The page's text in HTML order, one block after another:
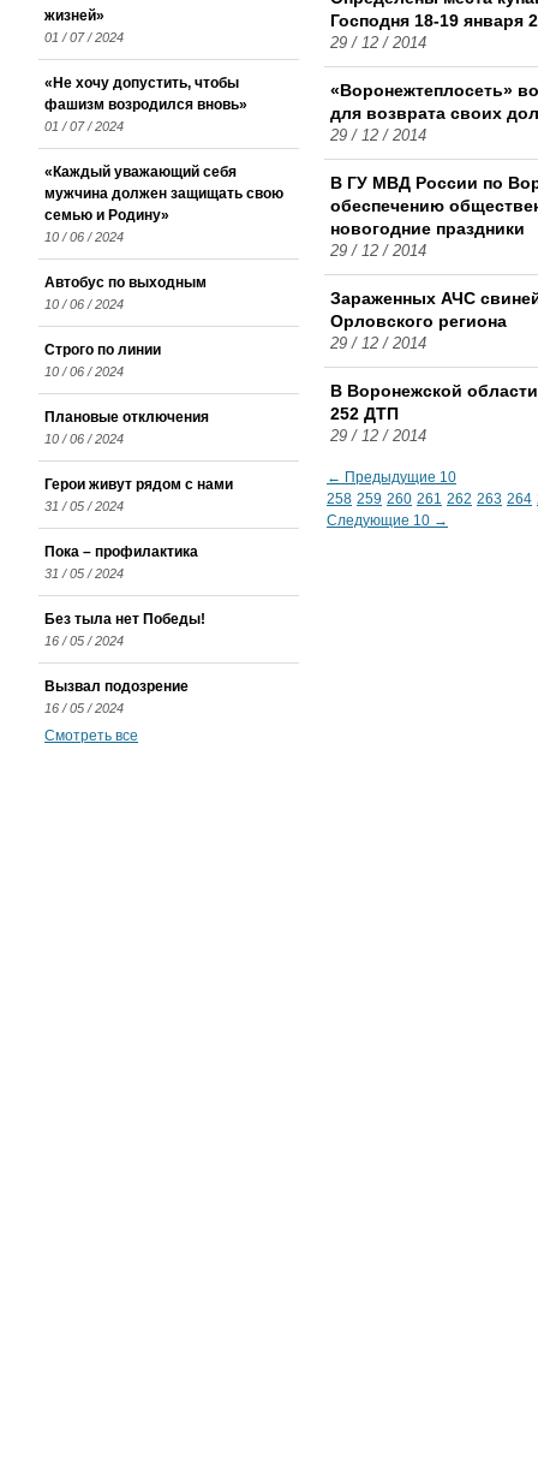
Господня 18-19 января
29 / 12 / 2014
«Воронежтеплосеть»
для возврата своих
29 / 12 / 2014
В ГУ МВД России по
обеспечению
новогодние праздники
29 / 12 / 2014
Зараженных АЧС
Орловского региона
29 / 12 / 2014
В Воронежской
252 ДТП
29 / 12 / 2014
← Предыдущие 10
258 259 260 261 262 263 264
Следующие 10 →
жизней»
01 / 07 / 2024
«Не хочу допустить, чтобы
фашизм возродился вновь»
01 / 07 / 2024
«Каждый уважающий себя
мужчина должен защищать свою
семью и Родину»
10 / 06 / 2024
Автобус по выходным
10 / 06 / 2024
Строго по линии
10 / 06 / 2024
Плановые отключения
10 / 06 / 2024
Герои живут рядом с нами
31 / 05 / 2024
Пока – профилактика
31 / 05 / 2024
Без тыла нет Победы!
16 / 05 / 2024
Вызвал подозрение
16 / 05 / 2024
Смотреть все